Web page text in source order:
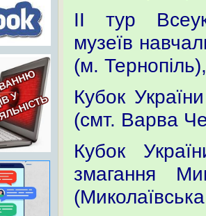
ІІ тур
музеїв
(м.
Кубок
(смт. Варва
Кубок
змагання